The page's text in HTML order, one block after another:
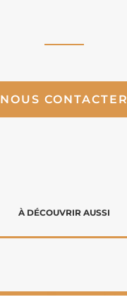
NOUS CONTACTER
À DÉCOUVRIR AUSSI